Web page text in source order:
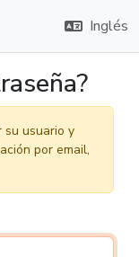
Inglés
su usuario y
por email,